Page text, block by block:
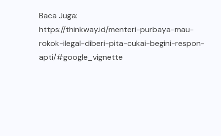
Baca Juga:
https://thinkway.id/menteri-purbaya-mau-
rokok-ilegal-diberi-pita-cukai-begini-respon-
apti/#google_vignette